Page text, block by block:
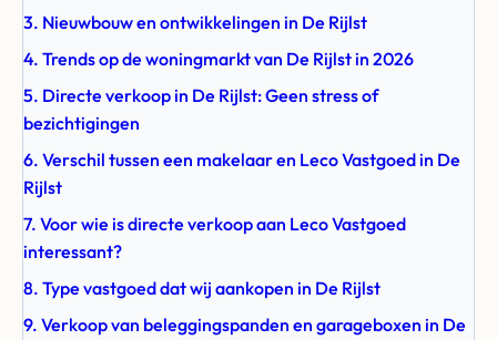
3. Nieuwbouw en ontwikkelingen in De Rijlst
4. Trends op de woningmarkt van De Rijlst in 2026
5. Directe verkoop in De Rijlst: Geen stress of
bezichtigingen
6. Verschil tussen een makelaar en Leco Vastgoed in De
Rijlst
7. Voor wie is directe verkoop aan Leco Vastgoed
interessant?
8. Type vastgoed dat wij aankopen in De Rijlst
9. Verkoop van beleggingspanden en garageboxen in De